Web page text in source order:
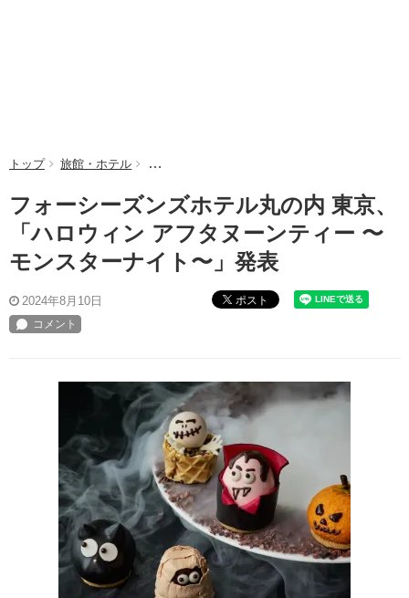
トップ 旅館・ホテル フォーシーズンズホテル丸の内 東京、「ハロ
フォーシーズンズホテル丸の内 東京、
「ハロウィン アフタヌーンティー 〜
モンスターナイト〜」発表
2024年8月10日 ポスト